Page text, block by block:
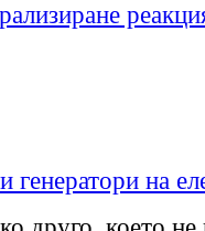
генератори на